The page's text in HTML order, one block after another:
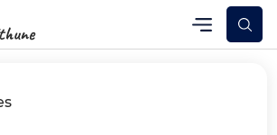
principal
Skip to
site
map
Menu principal
Menu